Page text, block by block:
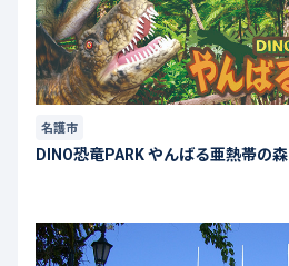
名護市
DINO恐竜PARK やんばる亜熱帯の森